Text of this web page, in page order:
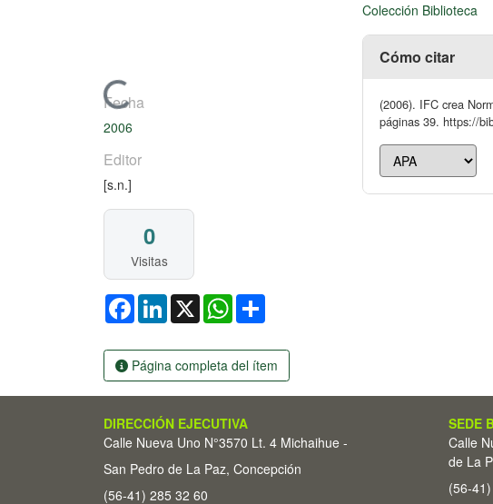
Cargando...
Fecha
2006
Editor
[s.n.]
0
Visitas
FacebookLinkedIn
X WhatsApp
Página completa del ítem
Colección Biblioteca
Cómo citar
(2006). IFC crea
páginas 39. https://
DIRECCIÓN EJECUTIVA
Calle Nueva Uno N°3570 Lt. 4 Michaihue -
San Pedro de La Paz, Concepción
(56-41) 285 32 60
SEDE
Calle
de La
(56-